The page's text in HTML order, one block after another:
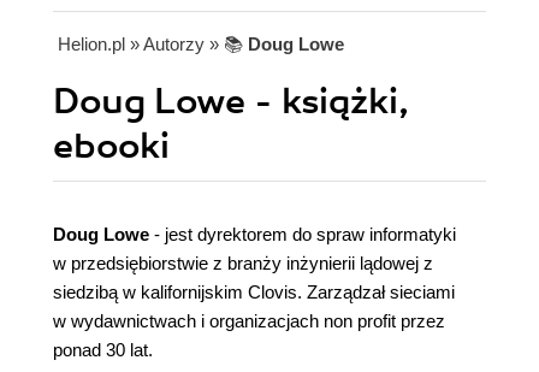
Helion.pl » Autorzy » 📚 Doug Lowe
Doug Lowe - książki,
ebooki
Doug Lowe - jest dyrektorem do spraw informatyki
w przedsiębiorstwie z branży inżynierii lądowej z
siedzibą w kalifornijskim Clovis. Zarządzał sieciami
w wydawnictwach i organizacjach non profit przez
ponad 30 lat.